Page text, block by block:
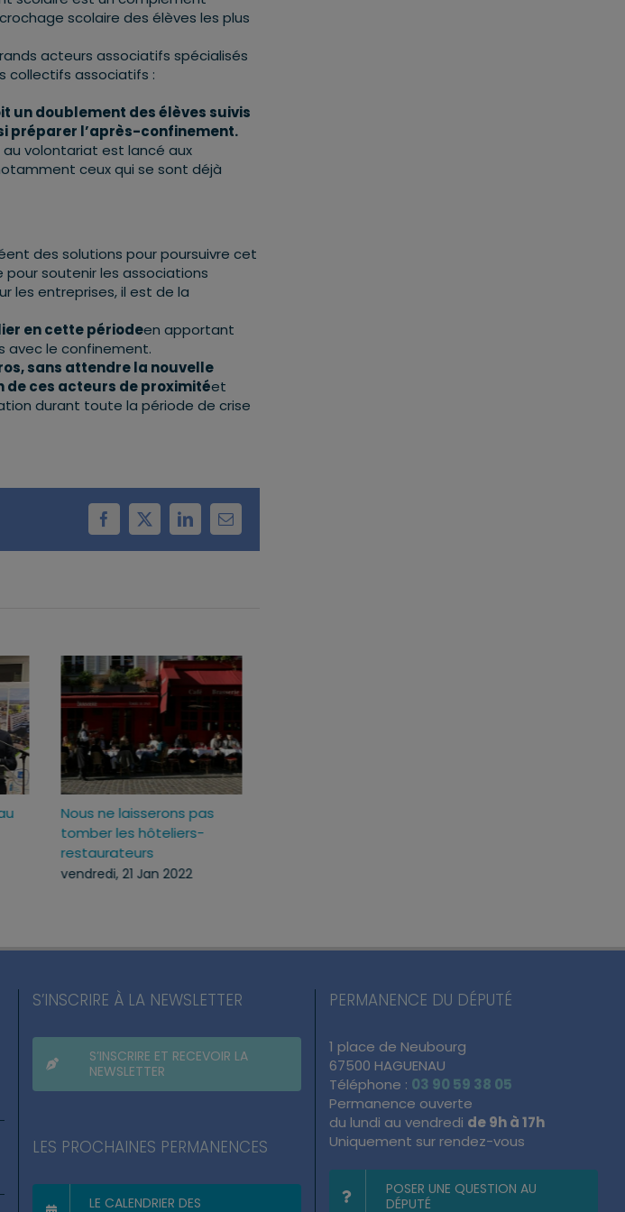
scolaire des élèves les plus
acteurs associatifs spécialisés
collectifs associatifs :
un doublement des élèves suivis
préparer l’après-confinement.
volontariat est lancé aux
ceux qui se sont déjà
des solutions pour poursuivre cet
soutenir les associations
les entreprises, il est de la
en cette périodeen apportant
avec le confinement.
sans attendre la nouvelle
ces acteurs de proximitéet
durant toute la période de crise
Facebook
X LinkedInEmail
au
Nous ne laisserons pas
tomber les hôteliers-
restaurateurs
vendredi, 21 Jan 2022
S’INSCRIRE À LA NEWSLETTER
S’INSCRIRE ET RECEVOIR LA
NEWSLETTER
LES PROCHAINES PERMANENCES
LE CALENDRIER DES
PERMANENCE DU DÉPUTÉ
1 place de Neubourg
67500 HAGUENAU
Téléphone : 03 90 59 38 05
Permanence ouverte
du lundi au vendredi de 9h à 17h
Uniquement sur rendez-vous
POSER UNE QUESTION AU
DÉPUTÉ